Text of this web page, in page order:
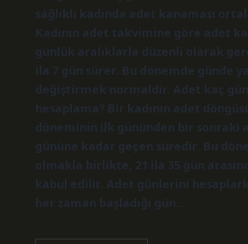
sağlıklı kadında adet kanaması
Kadının adet takvimine göre adet
günlük aralıklarla düzenli olarak
ila 7 gün sürer. Bu dönemde günde
değiştirmek normaldir. Adet kaç
hesaplama? Bir kadının adet
döneminin ilk gününden bir sonraki
gününe kadar geçen süredir. Bu
olmakla birlikte, 21 ila 35 gün
kabul edilir. Adet günlerini
her zaman başladığı gün…